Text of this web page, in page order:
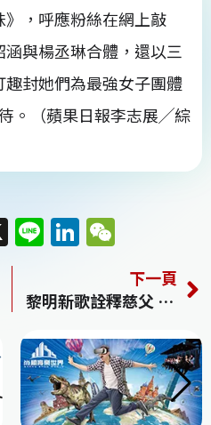
，呼應粉絲在網上敲
與楊丞琳合體，還以三
封她們為最強女子團體
待。（蘋果日報李志展╱綜
X Li
e
Li
k
e
dI
n
e
C
h
at
下一頁
黎明新歌詮釋慈父 天王秒變暖爸